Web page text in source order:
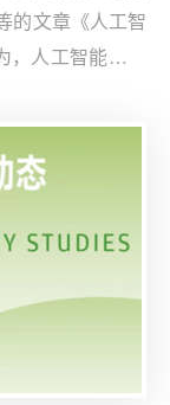
的文章《人工智
人工智能既具